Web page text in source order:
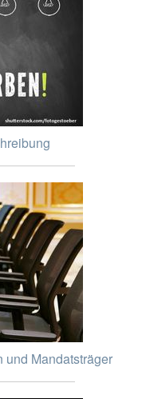
und Mandatsträger